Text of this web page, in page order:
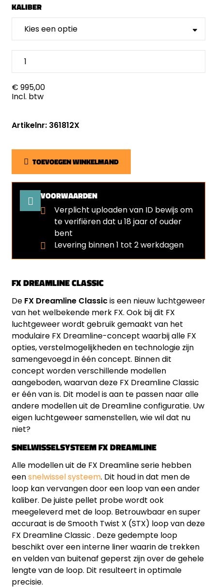
FX DREAMLINE CLASSIC
De FX Dreamline Classicis een nieuw luchtgeweer
van het welbekende merk FX. Ook bij dit FX
luchtgeweer wordt gebruik gemaakt van het
modulaire FX Dreamline-concept waarbij alle FX
opties, verstelmogelijkheden en technologie zijn
samengevoegd in één concept. Binnen dit
concept worden verschillende modellen
aangeboden, waarvan deze FX Dreamline Classic
er één van is. Dit model is aan te passen naar alle
andere modellen uit de Dreamline configuratie. Uw
eigen luchtgeweer samenstellen, wie wil dat nu
niet?
SNELWISSELSYSTEEM FX DREAMLINE
Alle modellen uit de FX Dreamline serie hebben
eensnelwissel systeem. Dit houd in dat men de
loop kan vervangen door een loop van een ander
kaliber. De juiste pellet probe wordt ook
meegeleverd met de loop. Betrouwbaar en super
accuraat is de Smooth Twist X (STX) loop van deze
FX Dreamline Classic . Deze gedempte loop
beschikt over een interne liner waarin de trekken
en velden van buitenaf geperst zijn over de gehele
lengte van de loop. Dit resulteert in optimale
precisie.
KALIBER
€ 995,00
Incl. btw
Artikelnr: 361812X
TOEVOEGEN WINKELMAND
VOORWAARDEN
Verplicht uploaden van ID bewijs om
te verifiëren dat u 18 jaar of ouder
bent
Levering binnen 1 tot 2 werkdagen